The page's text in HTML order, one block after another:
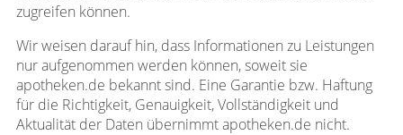
zugreifen können.
Wir weisen darauf hin, dass Informationen zu Leistungen
nur aufgenommen werden können, soweit sie
apotheken.de bekannt sind. Eine Garantie bzw. Haftung
für die Richtigkeit, Genauigkeit, Vollständigkeit und
Aktualität der Daten übernimmt apotheken.de nicht.